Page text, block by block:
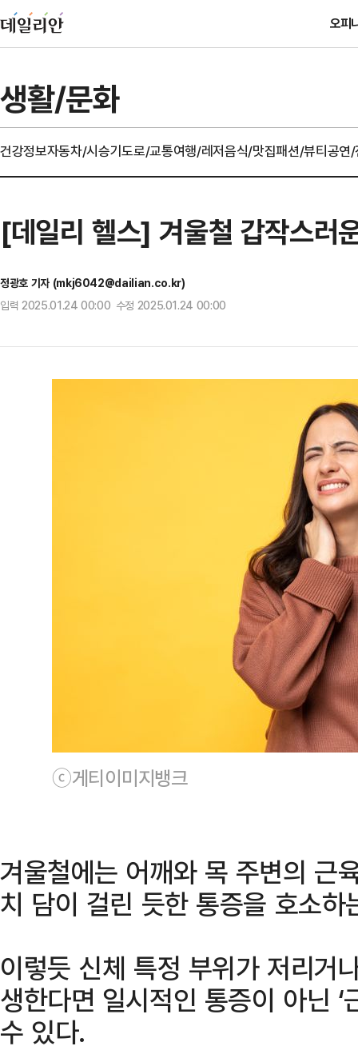
오피
생활/문화
건강정보자동차/시승기도로/교통여행/레저음식/맛집패션/뷰티공연
[데일리 헬스] 겨울철 갑작스러
정광호 기자 (mkj6042@dailian.co.kr)
입력 2025.01.24 00:00 수정 2025.01.24 00:00
ⓒ게티이미지뱅크
겨울철에는 어깨와 목 주변의 근
치 담이 걸린 듯한 통증을 호소하
이렇듯 신체 특정 부위가 저리거
생한다면 일시적인 통증이 아닌 ‘
수 있다.